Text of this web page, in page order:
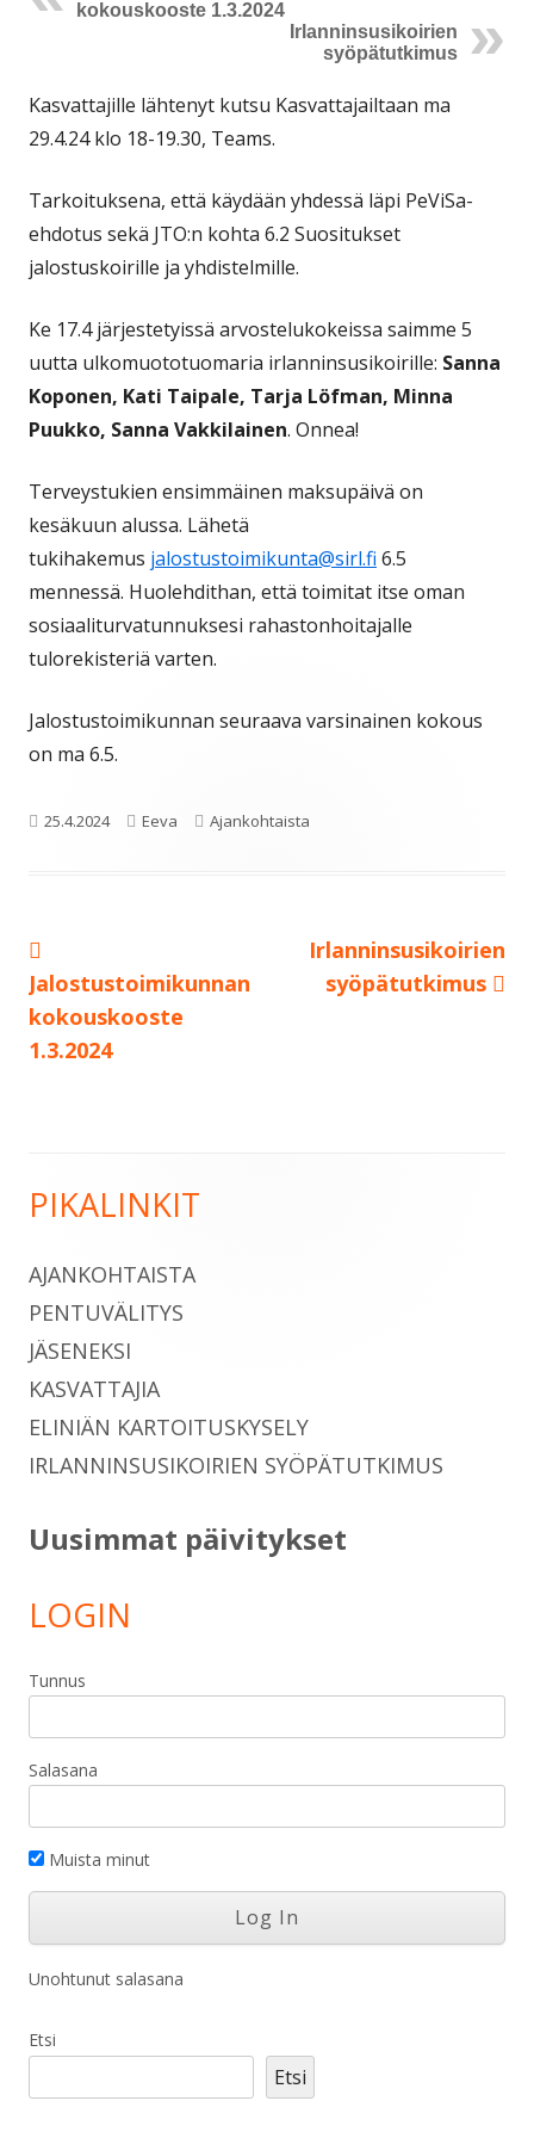
kokouskooste 1.3.2024
Irlanninsusikoirien
syöpätutkimus
Kasvattajille lähtenyt kutsu Kasvattajailtaan ma
29.4.24 klo 18-19.30, Teams.
Tarkoituksena, että käydään yhdessä läpi PeViSa-
ehdotus sekä JTO:n kohta 6.2 Suositukset
jalostuskoirille ja yhdistelmille.
Ke 17.4 järjestetyissä arvostelukokeissa saimme 5
uutta ulkomuototuomaria irlanninsusikoirille: Sanna
Koponen, Kati Taipale, Tarja Löfman, Minna
Puukko, Sanna Vakkilainen. Onnea!
Terveystukien ensimmäinen maksupäivä on
kesäkuun alussa. Lähetä
tukihakemus jalostustoimikunta@sirl.fi 6.5
mennessä. Huolehdithan, että toimitat itse oman
sosiaaliturvatunnuksesi rahastonhoitajalle
tulorekisteriä varten.
Jalostustoimikunnan seuraava varsinainen kokous
on ma 6.5.
Julkaistu
25.4.2024 Kirjoittaja
Eeva Kategoriat
Ajankohtaista
Artikkelien
selaus
Jalostustoimikunnan
kokouskooste
1.3.2024
Seuraava:
Irlanninsusikoirien
syöpätutkimus
Sivupalkki
PIKALINKIT
AJANKOHTAISTA
PENTUVÄLITYS
JÄSENEKSI
KASVATTAJIA
ELINIÄN KARTOITUSKYSELY
IRLANNINSUSIKOIRIEN SYÖPÄTUTKIMUS
Uusimmat päivitykset
LOGIN
Tunnus
Salasana
Muista minut
Unohtunut salasana
Etsi
Etsi